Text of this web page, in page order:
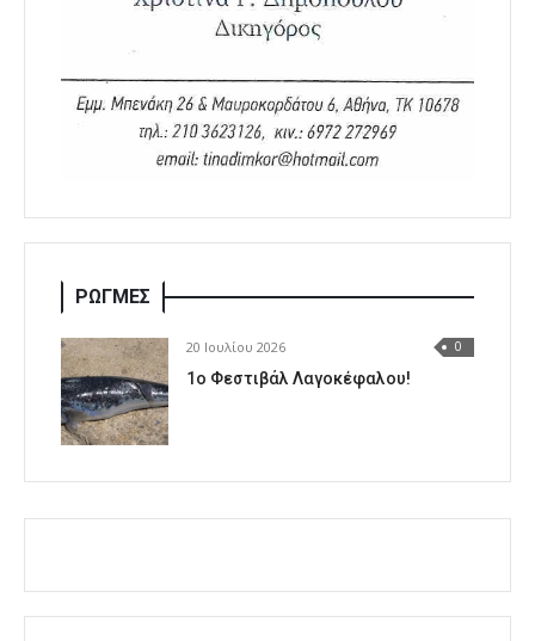
ΡΩΓΜΕΣ
20 Ιουλίου 2026 0
1o Φεστιβάλ Λαγοκέφαλου!